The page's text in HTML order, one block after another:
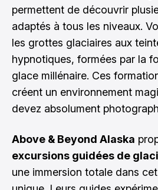
permettent de découvrir
adaptés à tous les niveaux.
les grottes glaciaires aux
hypnotiques, formées par la
glace millénaire. Ces
créent un environnement
devez absolument
Above & Beyond Alaska
excursions guidées de
une immersion totale dans